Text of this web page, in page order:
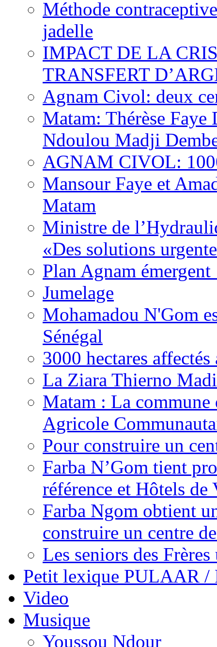
Méthode
jadelle
IMPACT DE LA
TRANSFERT
Agnam Civol: deux
Matam: Thérèse
Ndoulou Madji
AGNAM CIVOL:
Mansour Faye et
Matam
Ministre de
«Des solutions
Plan Agnam
Jumelage
Mohamadou N'Gom
Sénégal
3000 hectares
La Ziara Thierno
Matam : La
Agricole
Pour construire un
Farba N’Gom tient
référence et Hôtels
Farba Ngom obtient
construire un centre
Les seniors des Frères
Petit lexique PULAAR
Video
Musique
Youssou Ndour